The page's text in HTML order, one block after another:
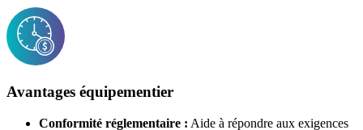
Avantages équipementier
Conformité réglementaire : Aide à répondre aux exigences